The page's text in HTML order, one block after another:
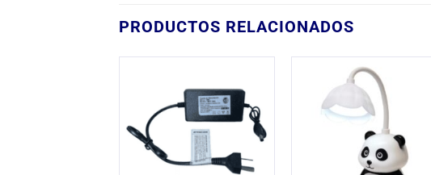
PRODUCTOS RELACIONADOS